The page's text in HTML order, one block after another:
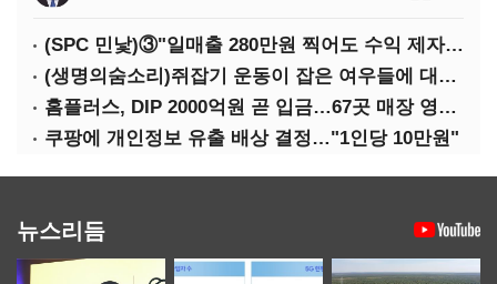
(SPC 민낯)③"일매출 280만원 찍어도 수익 제자리"…점주 울리는 '상시 할인'
(생명의숨소리)쥐잡기 운동이 잡은 여우들에 대하여
홈플러스, DIP 2000억원 곧 입금…67곳 매장 영업 재개 예정
쿠팡에 개인정보 유출 배상 결정…"1인당 10만원"
뉴스리듬